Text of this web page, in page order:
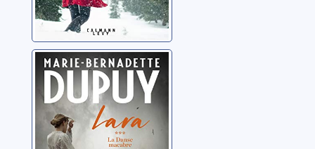
Lara: 03: La
danse macabre
Dupuy, Marie-
Bernadette